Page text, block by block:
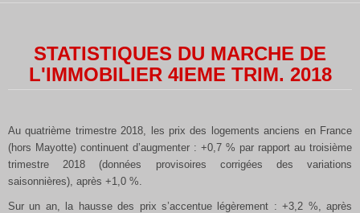
STATISTIQUES DU MARCHE DE
L'IMMOBILIER 4IEME TRIM. 2018
Au quatrième trimestre 2018, les prix des logements anciens en France
(hors Mayotte) continuent d’augmenter : +0,7 % par rapport au troisième
trimestre 2018 (données provisoires corrigées des variations
saisonnières), après +1,0 %.
Sur un an, la hausse des prix s’accentue légèrement : +3,2 %, après